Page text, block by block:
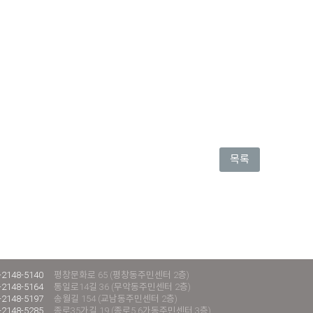
목록
5140
평창문화로 65 (평창동주민센터 2층)
5164
통일로14길 36 (무악동주민센터 2층)
5197
송월길 154 (교남동주민센터 2층)
5285
종로35가길 19 (종로5.6가동주민센터 3층)